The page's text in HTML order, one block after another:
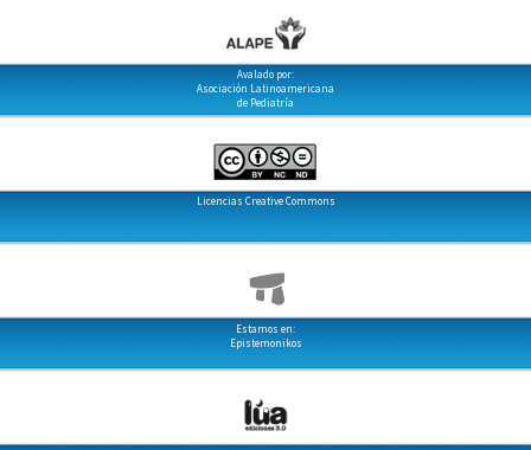
Avalado por:
Asociación Latinoamericana
de Pediatría
Licencias Creative Commons
Estamos en:
Epistemonikos